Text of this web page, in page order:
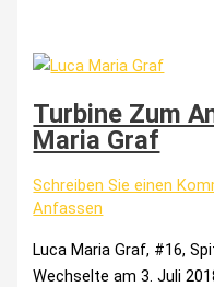
Turbine Zum
Maria Graf
Schreiben Sie einen
Anfassen
Luca Maria Graf, #16,
Wechselte am 3. Juli